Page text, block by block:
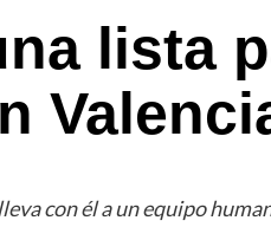
lista
con él a un equipo